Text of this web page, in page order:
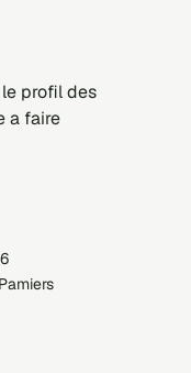
profil des
a faire